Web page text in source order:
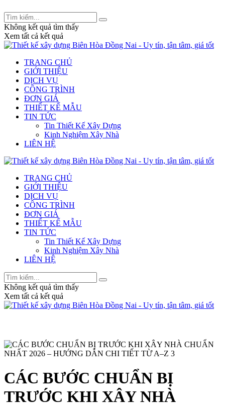
Không kết quả tìm thấy
Xem tất cả kết quả
TRANG CHỦ
GIỚI THIỆU
DỊCH VỤ
CÔNG TRÌNH
ĐƠN GIÁ
THIẾT KẾ MẪU
TIN TỨC
Tin Thiết Kế Xây Dựng
Kinh Nghiệm Xây Nhà
LIÊN HỆ
TRANG CHỦ
GIỚI THIỆU
DỊCH VỤ
CÔNG TRÌNH
ĐƠN GIÁ
THIẾT KẾ MẪU
TIN TỨC
Tin Thiết Kế Xây Dựng
Kinh Nghiệm Xây Nhà
LIÊN HỆ
Không kết quả tìm thấy
Xem tất cả kết quả
CÁC BƯỚC CHUẨN BỊ
TRƯỚC KHI XÂY NHÀ